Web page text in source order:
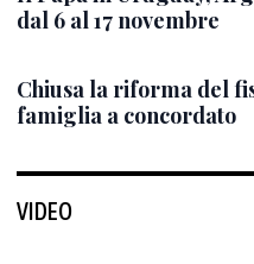
dal 6 al 17 novembre
Chiusa la riforma del
famiglia a concordato
VIDEO